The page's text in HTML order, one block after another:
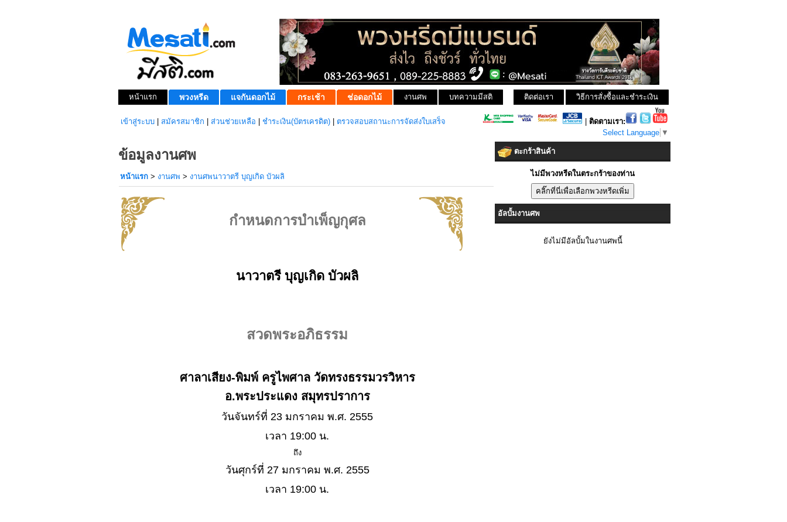
หน้าแรก พวงหรีด แจกันดอกไม้ กระเช้า ช่อดอกไม้ งานศพ บทความมีสติ วิธีการสั่งซื้อและชำระเงิน
ติดต่อเรา
เข้าสู่ระบบ สมัครสมาชิก ส่วนช่วยเหลือ ชำระเงิน(บัตรเครดิต) ตรวจสอบสถานะการจัดส่งใบเสร็จ
ติดตามเรา:
Select Language ▼
ข้อมูลงานศพ
หน้าแรก > งานศพ > งานศพนาวาตรี บุญเกิด บัวผลิ
กำหนดการบำเพ็ญกุศล
นาวาตรี บุญเกิด บัวผลิ
สวดพระอภิธรรม
ศาลาเสียง-พิมพ์ ครูไพศาล วัดทรงธรรมวรวิหาร
อ.พระประแดง สมุทรปราการ
วันจันทร์ที่ 23 มกราคม พ.ศ. 2555
เวลา 19:00 น.
ถึง
วันศุกร์ที่ 27 มกราคม พ.ศ. 2555
เวลา 19:00 น.
ตะกร้าสินค้า
ไม่มีพวงหรีดในตระกร้าของท่าน
อัลบั้มงานศพ
ยังไม่มีอัลบั้มในงานศพนี้